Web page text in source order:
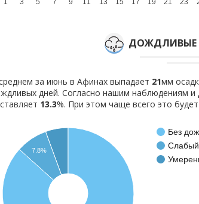
1 3 5 7 9 11 13 15 17 19 21 23
ДОЖДЛИВЫЕ
за июнь в Афинах выпадает 21мм
дней. Согласно нашим наблюдениям
13.3%. При этом чаще всего это
Без
7.8%